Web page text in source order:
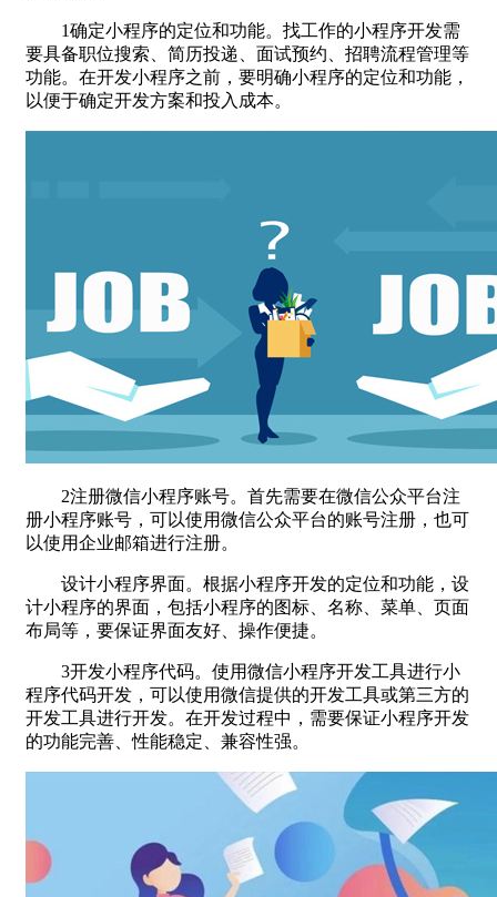
1确定小程序的定位和功能。找工作的小程序开发需
要具备职位搜索、简历投递、面试预约、招聘流程管理等
功能。在开发小程序之前，要明确小程序的定位和功能，
以便于确定开发方案和投入成本。
2注册微信小程序账号。首先需要在微信公众平台注
册小程序账号，可以使用微信公众平台的账号注册，也可
以使用企业邮箱进行注册。
设计小程序界面。根据小程序开发的定位和功能，设
计小程序的界面，包括小程序的图标、名称、菜单、页面
布局等，要保证界面友好、操作便捷。
3开发小程序代码。使用微信小程序开发工具进行小
程序代码开发，可以使用微信提供的开发工具或第三方的
开发工具进行开发。在开发过程中，需要保证小程序开发
的功能完善、性能稳定、兼容性强。